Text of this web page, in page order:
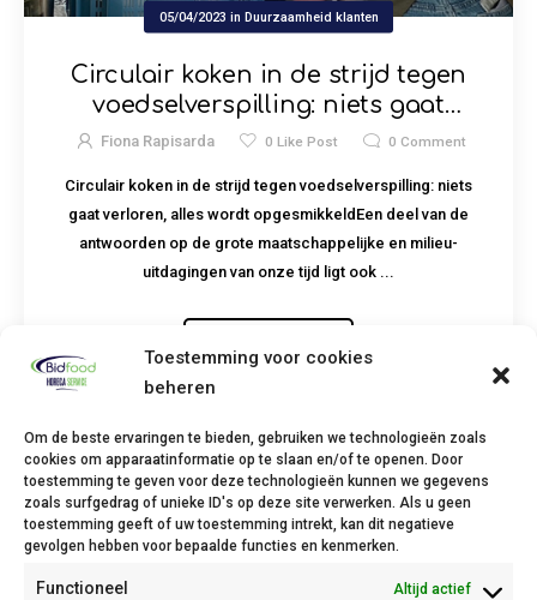
Toestemming voor cookies
beheren
Om de beste ervaringen te bieden, gebruiken we technologieën zoals
cookies om apparaatinformatie op te slaan en/of te openen. Door
toestemming te geven voor deze technologieën kunnen we gegevens
zoals surfgedrag of unieke ID's op deze site verwerken. Als u geen
toestemming geeft of uw toestemming intrekt, kan dit negatieve
gevolgen hebben voor bepaalde functies en kenmerken.
Functioneel Altijd actief
05/04/2023 in Duurzaamheid klanten
Circulair koken in de strijd tegen
voedselverspilling: niets gaat
verloren, alles wordt opgesmikkeld
Fiona Rapisarda 0 Like Post 0 Comment
Circulair koken in de strijd tegen voedselverspilling: niets
gaat verloren, alles wordt opgesmikkeldEen deel van de
antwoorden op de grote maatschappelijke en milieu-
uitdagingen van onze tijd ligt ook ...